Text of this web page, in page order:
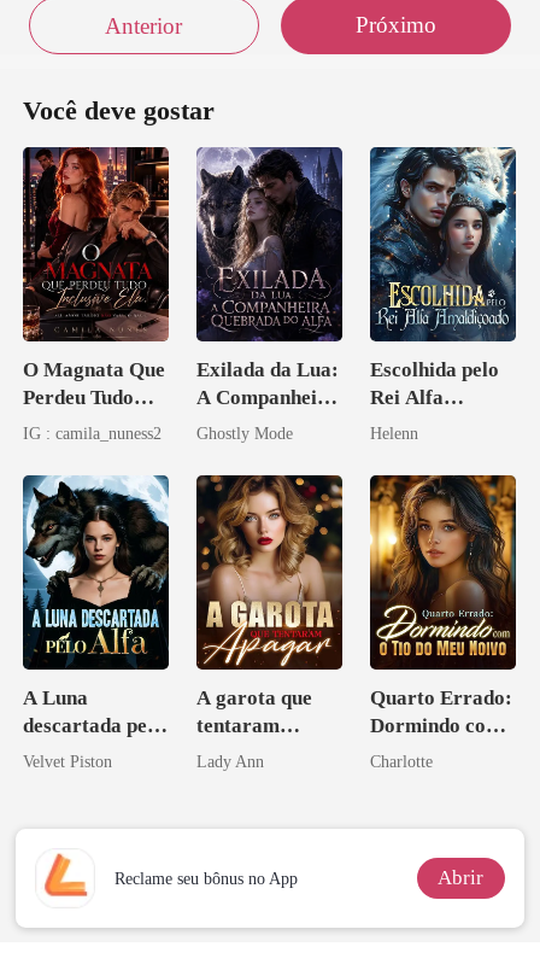
Anterior Próximo
Você deve gostar
O Magnata Que
Perdeu Tudo
Inclusive Ela
IG : camila_nuness2
Exilada da Lua:
A Companheira
Quebrada do
Ghostly Mode
Escolhida pelo
Rei Alfa
Amaldiçoado
Helenn
A Luna
descartada pelo
Alfa
Velvet Piston
A garota que
tentaram
apagar
Lady Ann
Quarto Errado:
Dormindo com
o Tio do Meu
Charlotte
Reclame seu bônus no App Abrir